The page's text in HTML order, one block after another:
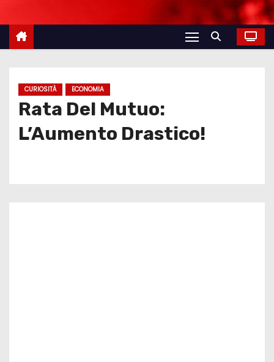
CURIOSITÀ ECONOMIA
Rata Del Mutuo:
L’Aumento Drastico!